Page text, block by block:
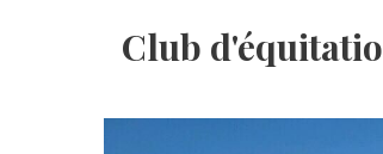
Club